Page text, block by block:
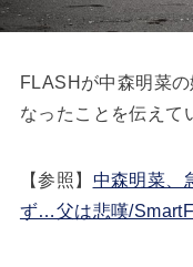
FLASHが中森明菜
なったことを伝えて
【参照】 中森明菜、
ず…父は悲嘆/